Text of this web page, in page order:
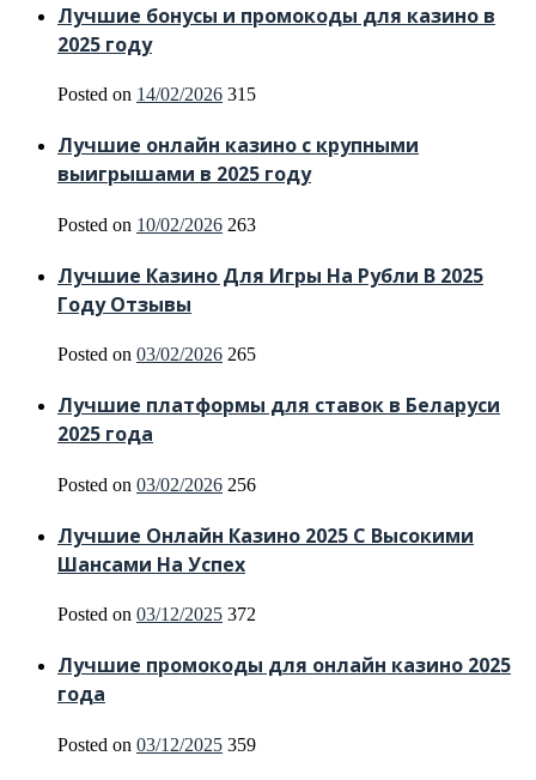
Лучшие бонусы и промокоды для казино в
2025 году
Posted on 14/02/2026 315
Лучшие онлайн казино с крупными
выигрышами в 2025 году
Posted on 10/02/2026 263
Лучшие Казино Для Игры На Рубли В 2025
Году Отзывы
Posted on 03/02/2026 265
Лучшие платформы для ставок в Беларуси
2025 года
Posted on 03/02/2026 256
Лучшие Онлайн Казино 2025 С Высокими
Шансами На Успех
Posted on 03/12/2025 372
Лучшие промокоды для онлайн казино 2025
года
Posted on 03/12/2025 359